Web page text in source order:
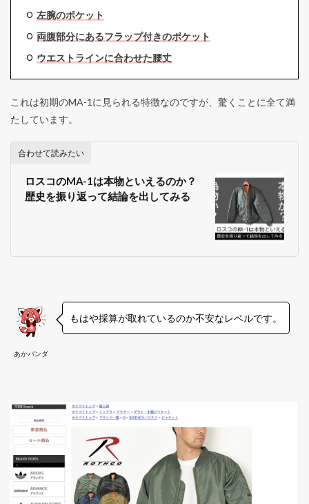
左腕のポケット
両腹部分にあるフラップ付きのポケット
ウエストラインに合わせた腰丈
これは初期のMA-1に見られる特徴なのですが、驚くことに全て満
たしています。
合わせて読みたい
ロスコのMA-1は本物といえるのか？
歴史を振り返って結論を出してみる
あかパンダ
もはや採算が取れているのか不安なレベルです。